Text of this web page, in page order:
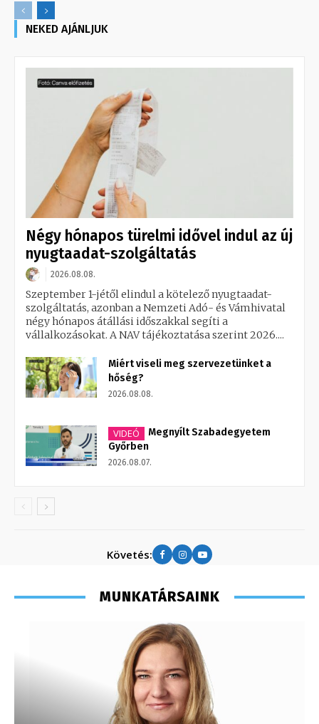
NEKED AJÁNLJUK
Négy hónapos türelmi idővel indul az új
nyugtaadat-szolgáltatás
2026.08.08.
Szeptember 1-jétől elindul a kötelező nyugtaadat-
szolgáltatás, azonban a Nemzeti Adó- és Vámhivatal
négy hónapos átállási időszakkal segíti a
vállalkozásokat. A NAV tájékoztatása szerint 2026....
Miért viseli meg szervezetünket a
hőség?
2026.08.08.
VIDEÓ
Megnyílt Szabadegyetem
Győrben
2026.08.07.
Követés:
MUNKATÁRSAINK